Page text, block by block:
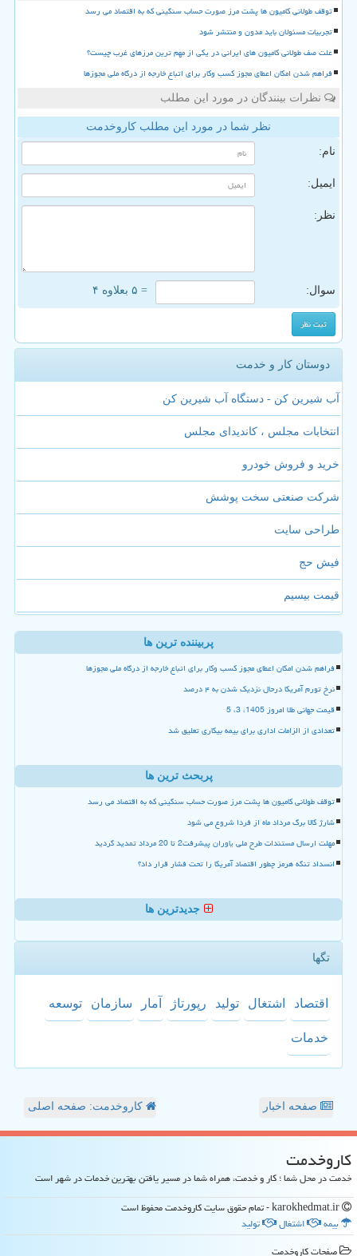
توقف طولانی کامیون ها پشت مرز صورت حساب سنگینی که به اقتصاد می رسد
تجربیات مسئولان باید مدون و منتشر شود
علت صف طولانی کامیون های ایرانی در یکی از مهم ترین مرزهای غرب چیست؟
فراهم شدن امکان اعطای مجوز کسب وکار برای اتباع خارجه از درگاه ملی مجوزها
نظرات بینندگان در مورد این مطلب
نظر شما در مورد این مطلب کاروخدمت
نام:
ایمیل:
نظر:
سوال: = ۵ بعلاوه ۴
دوستان کار و خدمت
آب شیرین کن - دستگاه آب شیرین کن
انتخابات مجلس ، کاندیدای مجلس
خرید و فروش خودرو
شرکت صنعتی سخت پوشش
طراحی سایت
فیش حج
قیمت بیسیم
پربیننده ترین ها
فراهم شدن امکان اعطای مجوز کسب وکار برای اتباع خارجه از درگاه ملی مجوزها
نرخ تورم آمریکا درحال نزدیک شدن به ۴ درصد
قیمت جهانی طلا امروز 1405، 3، 5
تعدادی از الزامات اداری برای بیمه بیکاری تعلیق شد
پربحث ترین ها
توقف طولانی کامیون ها پشت مرز صورت حساب سنگینی که به اقتصاد می رسد
شارژ کالا برگ مرداد ماه از فردا شروع می شود
مهلت ارسال مستندات طرح ملی یاوران پیشرفت2 تا 20 مرداد تمدید گردید
انسداد تنگه هرمز چطور اقتصاد آمریکا را تحت فشار قرار داد؟
جدیدترین ها
تگها
اقتصاد اشتغال تولید رپورتاژ آمار سازمان توسعه
خدمات
صفحه اخبار کاروخدمت: صفحه اصلی
كاروخدمت
خدمت در محل شما ؛ کار و خدمت، همراه شما در مسیر یافتن بهترین خدمات در شهر است
بیمه
اشتغال
تولید
صفحات كاروخدمت